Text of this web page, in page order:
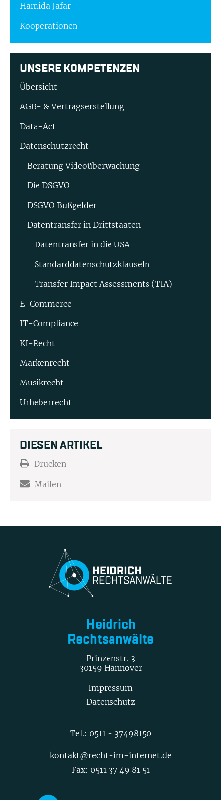
Hamida Jafar
Kooperationen
UNSERE KOMPETENZEN
Übersicht
AGB- & Vertragserstellung
Data-Act
Datenschutzrecht
Beratung Video­überwachung
Die DSGVO
DSGVO Bußgelder
Datentransfer in Drittstaaten
Datentransfer in die USA
Standard­datenschutz­klauseln
Transfer Impact Assessments (TIA)
E-Commerce
IT-Compliance
KI-Recht
Markenrecht
Musikrecht
Urheberrecht
DIESEN ARTIKEL
Drucken
Mailen
Heidrich
Rechtsanwälte
Prinzenstr. 3
30159 Hannover
Impressum
Datenschutz
Tel.: 0511 - 37498150
kontakt@recht-im-internet.de
Fax: 0511 37 49 81 51